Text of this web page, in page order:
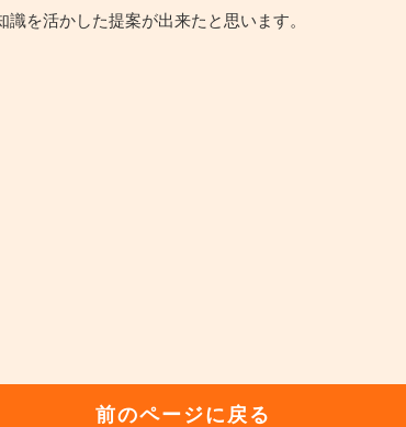
を活かした提案が出来たと思います。
前のページに戻る